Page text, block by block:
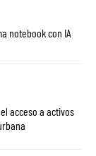
notebook con IA